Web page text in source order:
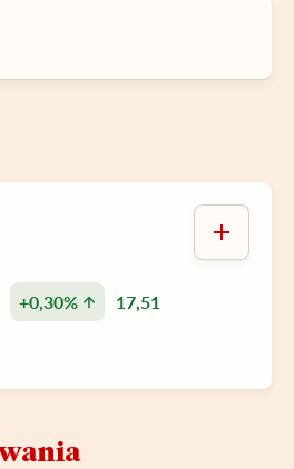
+0,30% 17,51